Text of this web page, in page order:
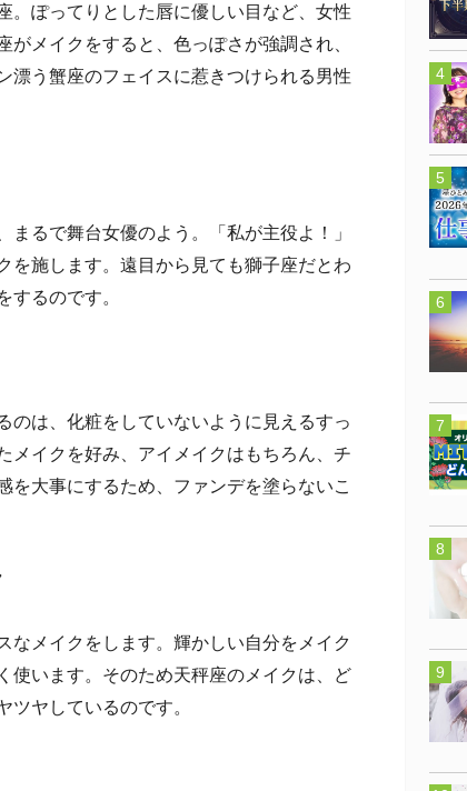
ぽってりとした唇に優しい目など、女性
メイクをすると、色っぽさが強調され、
漂う蟹座のフェイスに惹きつけられる男性
るで舞台女優のよう。「私が主役よ！」
を施します。遠目から見ても獅子座だとわ
するのです。
は、化粧をしていないように見えるすっ
メイクを好み、アイメイクはもちろん、チ
を大事にするため、ファンデを塗らないこ
メイクをします。輝かしい自分をメイク
使います。そのため天秤座のメイクは、ど
ツヤしているのです。